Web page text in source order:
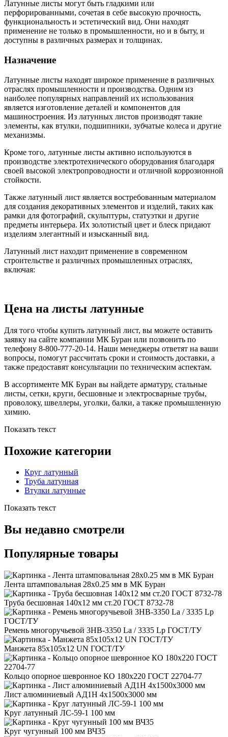
Латунные листы могут быть гладкими или
перфорированными, сочетая в себе высокую прочность,
функциональность и эстетический вид. Они находят
применение не только в промышленности, но и в быту, и
доступны в различных размерах и толщинах.
Назначение
Латунные листы находят широкое применение в различных
отраслях промышленности и производства. Одним из
наиболее популярных направлений их использования
является изготовление деталей и компонентов для
машиностроения. Из латунных листов производят такие
элементы, как втулки, подшипники, зубчатые колеса и другие
механизмы.
Кроме того, латунные листы активно используются в
производстве электротехнического оборудования благодаря
своей высокой электропроводности и отличной коррозионной
стойкости.
Также латунный лист является востребованным материалом
для создания декоративных элементов и изделий, таких как
рамки для фотографий, скульптуры, статуэтки и другие
предметы интерьера. Их золотистый цвет и блеск придают
изделиям элегантный и изысканный вид.
Латунный лист находит применение в современном
строительстве и различных промышленных отраслях,
включая:
Цена на листы латунные
Для того чтобы купить латунный лист, вы можете оставить
заявку на сайте компании МК Буран или позвонить по
телефону 8-800-777-20-14. Наши менеджеры ответят на ваши
вопросы, помогут рассчитать сроки и стоимость доставки, а
также предоставят консультации по техническим аспектам.
В ассортименте МК Буран вы найдете арматуру, стальные
листы, сетки, круги, бесшовные и электросварные трубы,
проволоку, швеллеры, уголки, балки, а также промышленную
химию.
Показать текст
Похожие категории
Круг латунный
Труба латунная
Втулки латунные
Показать текст
Вы недавно смотрели
Популярные товары
Лента штамповальная 28x0.25 мм в МК Буран
Труба бесшовная 140x12 мм ст.20 ГОСТ 8732-78
Ремень многоручьевой 3HB-3350 La / 3335 Lp ГОСТ/ТУ
Манжета 85x105x12 UN ГОСТ/ТУ
Кольцо опорное шевронное КО 180x220 ГОСТ 22704-77
Лист алюминиевый АД1Н 4x1500x3000 мм
Круг латунный ЛС-59-1 100 мм
Круг чугунный 100 мм ВЧ35